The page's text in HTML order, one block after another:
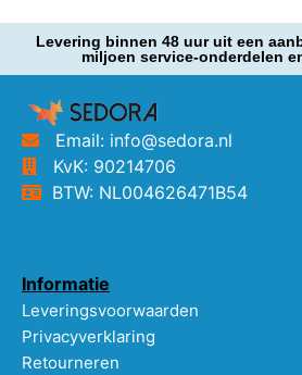
Levering binnen 48 uur uit een
miljoen service-onderdelen
Email: info@sedora.nl
KvK: 90214706
BTW: NL004626471B54
Informatie
Leveringsvoorwaarden
Privacyverklaring
Retourneren